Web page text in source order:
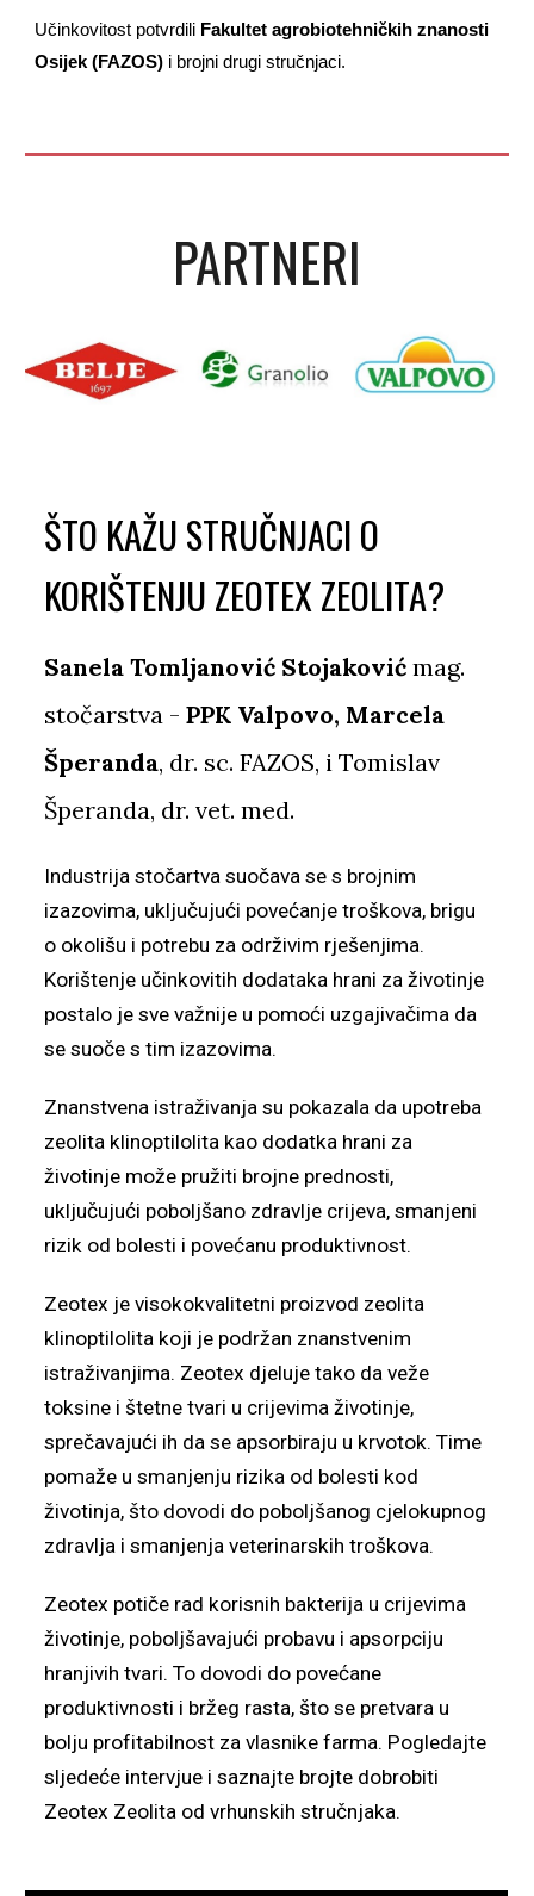
Učinkovitost potvrdili Fakultet agrobiotehničkih znanosti
Osijek (FAZOS) i brojni drugi stručnjaci.
PARTNERI
ŠTO KAŽU STRUČNJACI O
KORIŠTENJU ZEOTEX ZEOLITA?
Sanela Tomljanović Stojaković mag.
stočarstva -PPK Valpovo, Marcela
Šperanda, dr. sc. FAZOS, i Tomislav
Šperanda, dr. vet. med.
Industrija stočartva suočava se s brojnim
izazovima, uključujući povećanje troškova, brigu
o okolišu i potrebu za održivim rješenjima.
Korištenje učinkovitih dodataka hrani za životinje
postalo je sve važnije u pomoći uzgajivačima da
se suoče s tim izazovima.
Znanstvena istraživanja su pokazala da upotreba
zeolita klinoptilolita kao dodatka hrani za
životinje može pružiti brojne prednosti,
uključujući poboljšano zdravlje crijeva, smanjeni
rizik od bolesti i povećanu produktivnost.
Zeotex je visokokvalitetni proizvod zeolita
klinoptilolita koji je podržan znanstvenim
istraživanjima. Zeotex djeluje tako da veže
toksine i štetne tvari u crijevima životinje,
sprečavajući ih da se apsorbiraju u krvotok. Time
pomaže u smanjenju rizika od bolesti kod
životinja, što dovodi do poboljšanog cjelokupnog
zdravlja i smanjenja veterinarskih troškova.
Zeotex potiče rad korisnih bakterija u crijevima
životinje, poboljšavajući probavu i apsorpciju
hranjivih tvari. To dovodi do povećane
produktivnosti i bržeg rasta, što se pretvara u
bolju profitabilnost za vlasnike farma. Pogledajte
sljedeće intervjue i saznajte brojte dobrobiti
Zeotex Zeolita od vrhunskih stručnjaka.